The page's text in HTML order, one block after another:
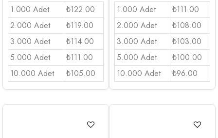
1.000 Adet
₺122.00
2.000 Adet
₺119.00
3.000 Adet
₺114.00
5.000 Adet
₺111.00
10.000 Adet
₺105.00
1.000 Adet
₺111.00
2.000 Adet
₺108.00
3.000 Adet
₺103.00
5.000 Adet
₺100.00
10.000 Adet
₺96.00